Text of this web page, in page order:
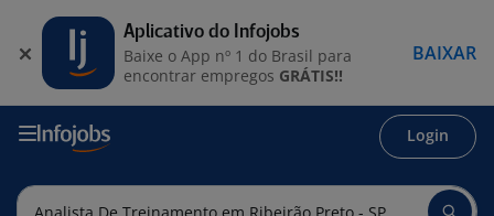
Login
Aplicativo do Infojobs
Baixe o App nº 1 do Brasil para
encontrar empregos GRÁTIS!!
BAIXAR